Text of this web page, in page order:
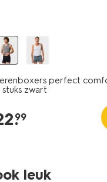
perfect
stuks zwart
.
99
leuk